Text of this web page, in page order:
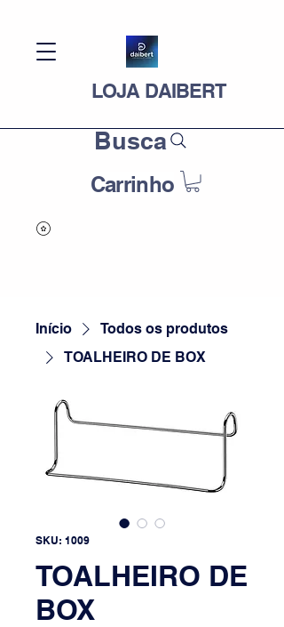
LOJA DAIBERT
Busca
Carrinho
Início
Todos os produtos
TOALHEIRO DE BOX
SKU: 1009
TOALHEIRO DE
BOX